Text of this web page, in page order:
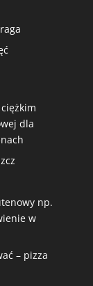
dla
np.
w
– pizza